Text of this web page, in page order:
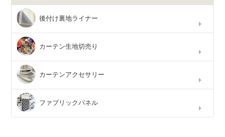
後付け裏地ライナー
カーテン生地切売り
カーテンアクセサリー
ファブリックパネル